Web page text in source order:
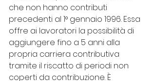
che non hanno contributi
precedenti al 1° gennaio 1996. Essa
offre ai lavoratori la possibilità di
aggiungere fino a 5 anni alla
propria carriera contributiva
tramite il riscatto di periodi non
coperti da contribuzione. È